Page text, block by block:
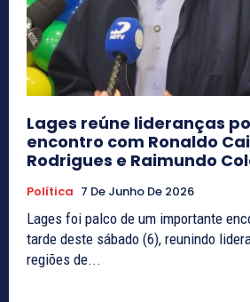
Lages reúne lideranças
encontro com Ronaldo
Rodrigues e Raimundo
Política 7 De Junho De 2026
Lages foi palco de um importante
tarde deste sábado (6), reunindo
regiões de...